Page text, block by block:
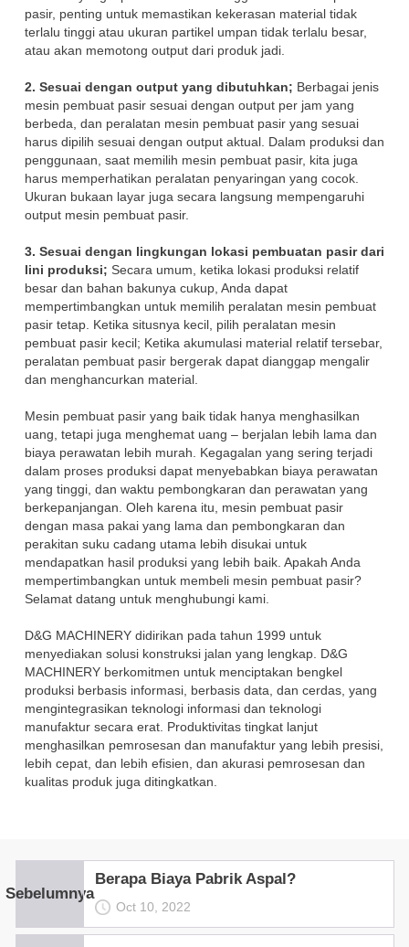
pasir, penting untuk memastikan kekerasan material tidak
terlalu tinggi atau ukuran partikel umpan tidak terlalu besar,
atau akan memotong output dari produk jadi.
2. Sesuai dengan output yang dibutuhkan; Berbagai jenis
mesin pembuat pasir sesuai dengan output per jam yang
berbeda, dan peralatan mesin pembuat pasir yang sesuai
harus dipilih sesuai dengan output aktual. Dalam produksi dan
penggunaan, saat memilih mesin pembuat pasir, kita juga
harus memperhatikan peralatan penyaringan yang cocok.
Ukuran bukaan layar juga secara langsung mempengaruhi
output mesin pembuat pasir.
3. Sesuai dengan lingkungan lokasi pembuatan pasir dari
lini produksi; Secara umum, ketika lokasi produksi relatif
besar dan bahan bakunya cukup, Anda dapat
mempertimbangkan untuk memilih peralatan mesin pembuat
pasir tetap. Ketika situsnya kecil, pilih peralatan mesin
pembuat pasir kecil; Ketika akumulasi material relatif tersebar,
peralatan pembuat pasir bergerak dapat dianggap mengalir
dan menghancurkan material.
Mesin pembuat pasir yang baik tidak hanya menghasilkan
uang, tetapi juga menghemat uang – berjalan lebih lama dan
biaya perawatan lebih murah. Kegagalan yang sering terjadi
dalam proses produksi dapat menyebabkan biaya perawatan
yang tinggi, dan waktu pembongkaran dan perawatan yang
berkepanjangan. Oleh karena itu, mesin pembuat pasir
dengan masa pakai yang lama dan pembongkaran dan
perakitan suku cadang utama lebih disukai untuk
mendapatkan hasil produksi yang lebih baik. Apakah Anda
mempertimbangkan untuk membeli mesin pembuat pasir?
Selamat datang untuk menghubungi kami.
D&G MACHINERY didirikan pada tahun 1999 untuk
menyediakan solusi konstruksi jalan yang lengkap. D&G
MACHINERY berkomitmen untuk menciptakan bengkel
produksi berbasis informasi, berbasis data, dan cerdas, yang
mengintegrasikan teknologi informasi dan teknologi
manufaktur secara erat. Produktivitas tingkat lanjut
menghasilkan pemrosesan dan manufaktur yang lebih presisi,
lebih cepat, dan lebih efisien, dan akurasi pemrosesan dan
kualitas produk juga ditingkatkan.
Sebelumnya
Berapa Biaya Pabrik Aspal?
Oct 10, 2022